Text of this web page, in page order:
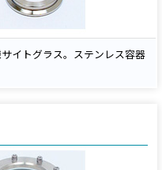
イトグラス。ステンレス容器